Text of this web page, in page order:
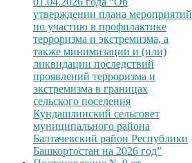
утверждении плана мероприятий
по участию в профилактике
терроризма и экстремизма, а
также минимизации и (или)
ликвидации последствий
проявлений терроризма и
экстремизма в границах
сельского поселения
Кундашлинский сельсовет
муниципального района
Балтачевский район Республики
Башкортостан на 2026 год”